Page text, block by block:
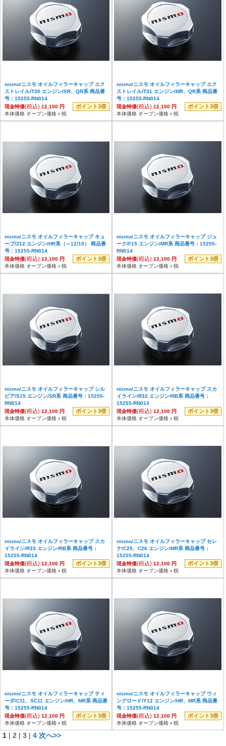
nismo/ニスモ オイルフィラーキャップ エク
ストレイル/T30 エンジン/SR、QR系 商品番
号：15255-RN014
現金特価(税込) 12,100 円 ポイント3倍
本体価格 オープン価格＋税
nismo/ニスモ オイルフィラーキャップ エク
ストレイル/T31 エンジン/MR、QR系 商品番
号：15255-RN014
現金特価(税込) 12,100 円 ポイント3倍
本体価格 オープン価格＋税
nismo/ニスモ オイルフィラーキャップ キュ
ーブ/Z12 エンジン/HR系（～12/10） 商品番
号：15255-RN014
現金特価(税込) 12,100 円 ポイント3倍
本体価格 オープン価格＋税
nismo/ニスモ オイルフィラーキャップ ジュ
ーク/F15 エンジン/MR系 商品番号：15255-
RN014
現金特価(税込) 12,100 円 ポイント3倍
本体価格 オープン価格＋税
nismo/ニスモ オイルフィラーキャップ シル
ビア/S15 エンジン/SR系 商品番号：15255-
RN014
現金特価(税込) 12,100 円 ポイント3倍
本体価格 オープン価格＋税
nismo/ニスモ オイルフィラーキャップ スカ
イライン/R32 エンジン/RB系 商品番号：
15255-RN014
現金特価(税込) 12,100 円 ポイント3倍
本体価格 オープン価格＋税
nismo/ニスモ オイルフィラーキャップ スカ
イライン/R33 エンジン/RB系 商品番号：
15255-RN014
現金特価(税込) 12,100 円 ポイント3倍
本体価格 オープン価格＋税
nismo/ニスモ オイルフィラーキャップ セレ
ナ/C25、C26 エンジン/MR系 商品番号：
15255-RN014
現金特価(税込) 12,100 円 ポイント3倍
本体価格 オープン価格＋税
nismo/ニスモ オイルフィラーキャップ ティ
ーダ/C11、SC11 エンジン/HR、MR系 商品番
号：15255-RN014
現金特価(税込) 12,100 円 ポイント3倍
本体価格 オープン価格＋税
nismo/ニスモ オイルフィラーキャップ ウィ
ングロード/Y12 エンジン/HR、MR系 商品番
号：15255-RN014
現金特価(税込) 12,100 円 ポイント3倍
本体価格 オープン価格＋税
1 | 2 | 3 | 4 次へ>>